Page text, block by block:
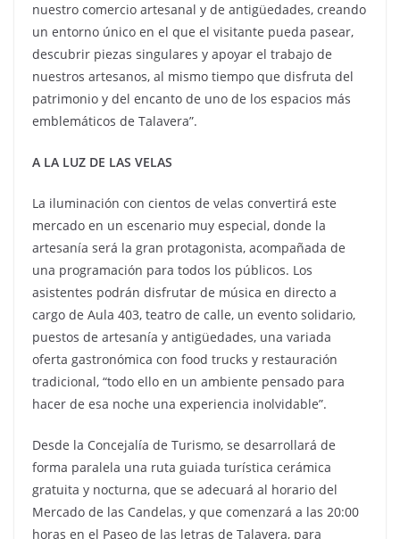
nuestro comercio artesanal y de antigüedades, creando
un entorno único en el que el visitante pueda pasear,
descubrir piezas singulares y apoyar el trabajo de
nuestros artesanos, al mismo tiempo que disfruta del
patrimonio y del encanto de uno de los espacios más
emblemáticos de Talavera”.
A LA LUZ DE LAS VELAS
La iluminación con cientos de velas convertirá este
mercado en un escenario muy especial, donde la
artesanía será la gran protagonista, acompañada de
una programación para todos los públicos. Los
asistentes podrán disfrutar de música en directo a
cargo de Aula 403, teatro de calle, un evento solidario,
puestos de artesanía y antigüedades, una variada
oferta gastronómica con food trucks y restauración
tradicional, “todo ello en un ambiente pensado para
hacer de esa noche una experiencia inolvidable”.
Desde la Concejalía de Turismo, se desarrollará de
forma paralela una ruta guiada turística cerámica
gratuita y nocturna, que se adecuará al horario del
Mercado de las Candelas, y que comenzará a las 20:00
horas en el Paseo de las letras de Talavera, para